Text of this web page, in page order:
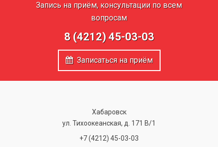
Запись на приём, консультации по всем
вопросам
8 (4212) 45-03-03
Записаться на приём
Хабаровск
ул. Тихоокеанская, д. 171 В/1
+7 (4212) 45-03-03